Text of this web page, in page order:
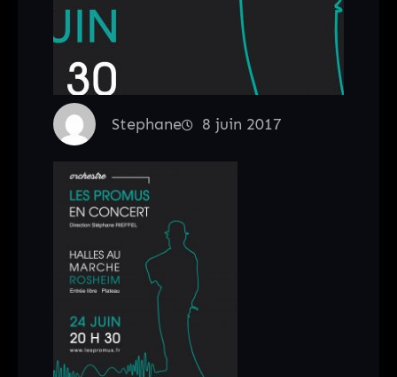
Stephane 8 juin 2017